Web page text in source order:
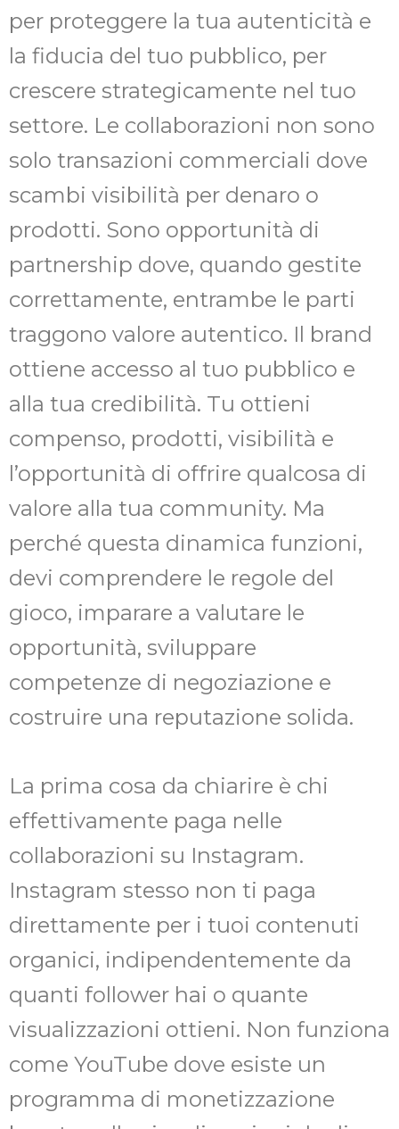
per proteggere la tua autenticità e
la fiducia del tuo pubblico, per
crescere strategicamente nel tuo
settore. Le collaborazioni non sono
solo transazioni commerciali dove
scambi visibilità per denaro o
prodotti. Sono opportunità di
partnership dove, quando gestite
correttamente, entrambe le parti
traggono valore autentico. Il brand
ottiene accesso al tuo pubblico e
alla tua credibilità. Tu ottieni
compenso, prodotti, visibilità e
l’opportunità di offrire qualcosa di
valore alla tua community. Ma
perché questa dinamica funzioni,
devi comprendere le regole del
gioco, imparare a valutare le
opportunità, sviluppare
competenze di negoziazione e
costruire una reputazione solida.
La prima cosa da chiarire è chi
effettivamente paga nelle
collaborazioni su Instagram.
Instagram stesso non ti paga
direttamente per i tuoi contenuti
organici, indipendentemente da
quanti follower hai o quante
visualizzazioni ottieni. Non funziona
come YouTube dove esiste un
programma di monetizzazione